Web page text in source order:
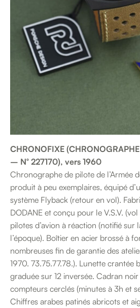
CHRONOFIXE
– N° 227170), vers 1960
Chronographe de pilote de l’Armée
produit à peu exemplaires, équipé
système Flyback (retour en vol).
DODANE et conçu pour le V.S.V.
pilotes d’avion à réaction (notifié sur
l’époque). Boîtier en acier brossé à
nombreuses fin de garantie des
1970. 73.75.77.78.). Lunette crantée
graduée sur 12 inversée. Cadran
compteurs cerclés (minutes à 3h et
Chiffres arabes patinés abricots et